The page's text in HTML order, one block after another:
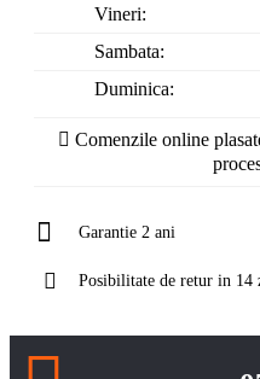
Vineri:
Sambata:
Duminica:
Comenzile online
Garantie 2 ani
Posibilitate de retur in 14